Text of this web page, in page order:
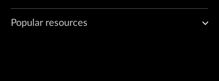
Popular resources